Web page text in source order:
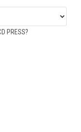
PRESS?